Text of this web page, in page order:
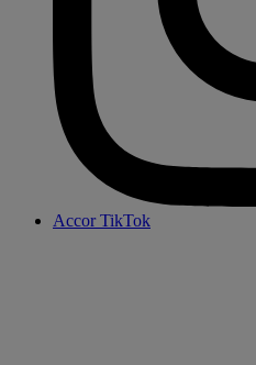
Accor TikTok